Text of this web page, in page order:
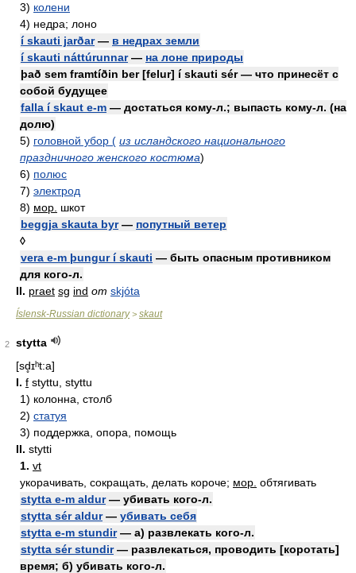
3) колени
4) недра; лоно
í skauti jarðar— в недрах земли
í skauti náttúrunnar— на лоне природы
það sem framtíðin ber [felur] í skauti sér — что принесёт с
собой будущее
falla í skaut e-m — достаться кому-л.; выпасть кому-л. (на
долю)
5) головной убор ( из исландского национального
праздничного женского костюма)
6) полюс
7) электрод
8) мор. шкот
beggja skautа byr— попутный ветер
◊
vera e-m þungur í skauti — быть опасным противником
для кого-л.
II. praet sg ind от skjóta
Íslensk-Russian dictionary> skaut
2
stytta
[sd̥ɪʰt:a]
I. f styttu, styttu
1) колонна, столб
2) статуя
3) поддержка, опора, помощь
II. stytti
1. vt
укорачивать, сокращать, делать короче; мор. обтягивать
stytta e-m aldur— убивать кого-л.
stytta sér aldur— убивать себя
stytta e-m stundir— а) развлекать кого-л.
stytta sér stundir— развлекаться, проводить [коротать]
время; б) убивать кого-л.